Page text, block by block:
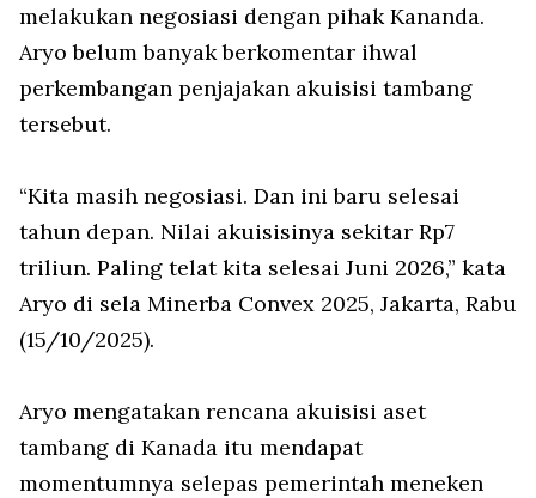
melakukan negosiasi dengan pihak Kananda.
Aryo belum banyak berkomentar ihwal
perkembangan penjajakan akuisisi tambang
tersebut.
“Kita masih negosiasi. Dan ini baru selesai
tahun depan. Nilai akuisisinya sekitar Rp7
triliun. Paling telat kita selesai Juni 2026,” kata
Aryo di sela Minerba Convex 2025, Jakarta, Rabu
(15/10/2025).
Aryo mengatakan rencana akuisisi aset
tambang di Kanada itu mendapat
momentumnya selepas pemerintah meneken